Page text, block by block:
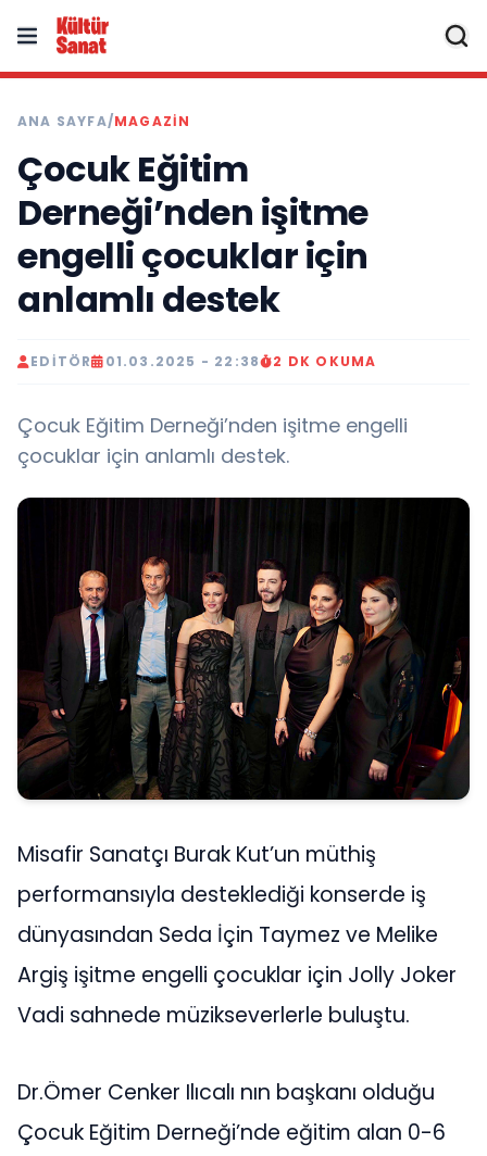
ANA SAYFA/MAGAZIN
Çocuk Eğitim
Derneği’nden işitme
engelli çocuklar için
anlamlı destek
EDITÖR 01.03.2025 - 22:38 2 DK OKUMA
Çocuk Eğitim Derneği’nden işitme engelli
çocuklar için anlamlı destek.
Misafir Sanatçı Burak Kut’un müthiş
performansıyla desteklediği konserde iş
dünyasından Seda İçin Taymez ve Melike
Argiş işitme engelli çocuklar için Jolly Joker
Vadi sahnede müzikseverlerle buluştu.
Dr.Ömer Cenker Ilıcalı nın başkanı olduğu
Çocuk Eğitim Derneği’nde eğitim alan 0-6